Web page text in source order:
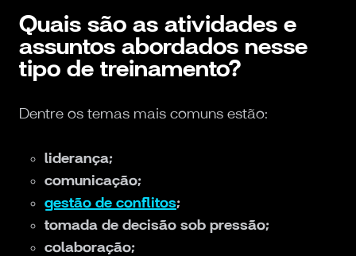
Quais são as atividades e
assuntos abordados nesse
tipo de treinamento?
Dentre os temas mais comuns estão:
liderança;
comunicação;
gestão de conflitos;
tomada de decisão sob pressão;
colaboração;